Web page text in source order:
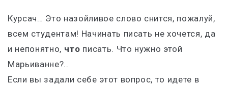
Курсач… Это назойливое слово снится, пожалуй,
всем студентам! Начинать писать не хочется, да
и непонятно, что писать. Что нужно этой
Марьиванне?..
Если вы задали себе этот вопрос, то идете в